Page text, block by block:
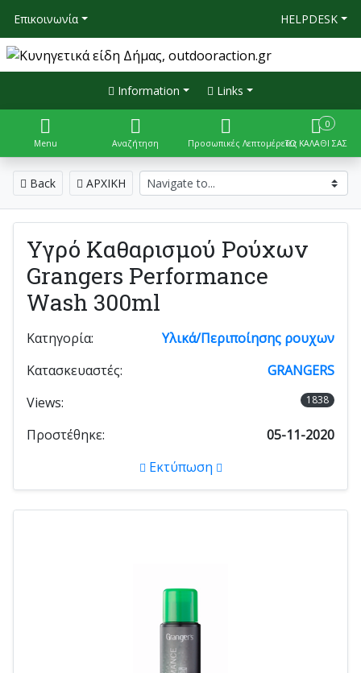
Επικοινωνία HELPDESK
Information Links
Menu Αναζήτηση Προσωπικές Λεπτομέρειες
0
ΤΟ ΚΑΛΑΘΙ ΣΑΣ
Back ΑΡΧΙΚΗ
Υγρό Καθαρισμού Ρούχων
Grangers Performance
Wash 300ml
Κατηγορία:
Υλικά/Περιποίησης ρουχων
Κατασκευαστές:
GRANGERS
Views:
1838
Προστέθηκε:
05-11-2020
Εκτύπωση